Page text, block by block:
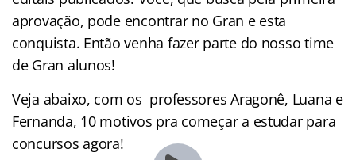
aprovação, pode encontrar no Gran e esta
conquista. Então venha fazer parte do nosso time
de Gran alunos!
Veja abaixo, com os professores Aragonê, Luana e
Fernanda, 10 motivos pra começar a estudar para
concursos agora!